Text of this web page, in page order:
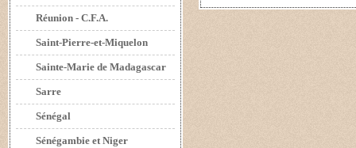
Réunion - C.F.A.
Saint-Pierre-et-Miquelon
Sainte-Marie de Madagascar
Sarre
Sénégal
Sénégambie et Niger